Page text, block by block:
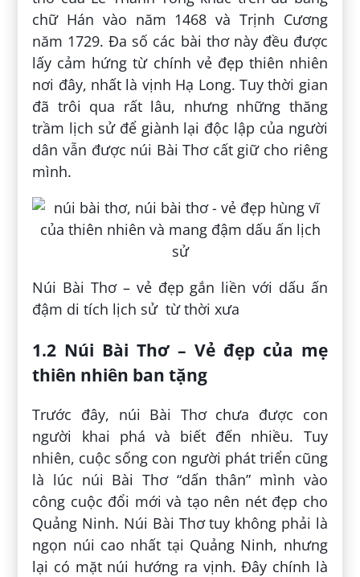
chữ Hán vào năm 1468 và Trịnh Cương
năm 1729. Đa số các bài thơ này đều được
lấy cảm hứng từ chính vẻ đẹp thiên nhiên
nơi đây, nhất là vịnh Hạ Long. Tuy thời gian
đã trôi qua rất lâu, nhưng những thăng
trầm lịch sử để giành lại độc lập của người
dân vẫn được núi Bài Thơ cất giữ cho riêng
mình.
Núi Bài Thơ – vẻ đẹp gắn liền với dấu ấn
đậm di tích lịch sử từ thời xưa
1.2 Núi Bài Thơ – Vẻ đẹp của mẹ
thiên nhiên ban tặng
Trước đây, núi Bài Thơ chưa được con
người khai phá và biết đến nhiều. Tuy
nhiên, cuộc sống con người phát triển cũng
là lúc núi Bài Thơ “dấn thân” mình vào
công cuộc đổi mới và tạo nên nét đẹp cho
Quảng Ninh. Núi Bài Thơ tuy không phải là
ngọn núi cao nhất tại Quảng Ninh, nhưng
lại có mặt núi hướng ra vịnh. Đây chính là